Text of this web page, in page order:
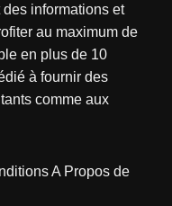
informations et
au maximum de
en plus de 10
à fournir des
comme aux
A Propos de